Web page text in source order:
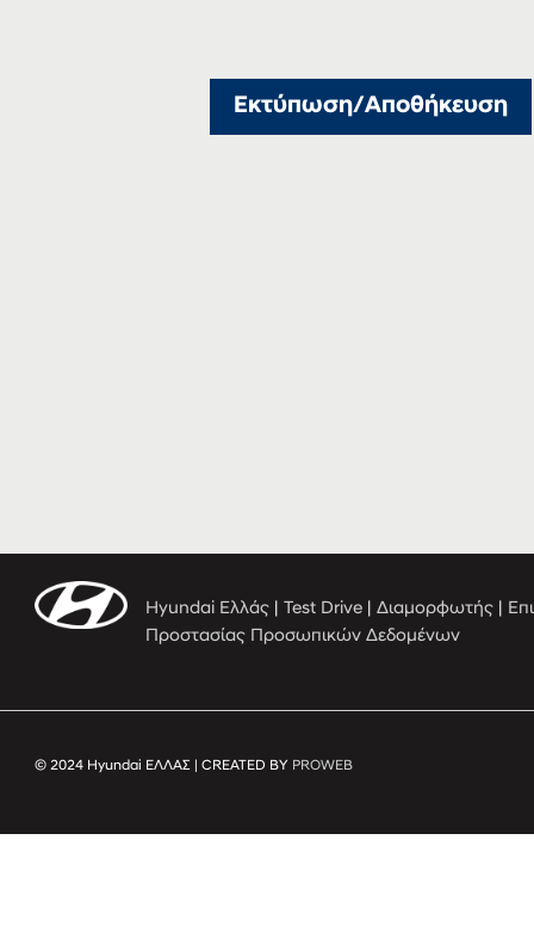
Εκτύπωση/Αποθήκευση
Hyundai Ελλάς Test Drive |Διαμορφωτής
Προστασίας Προσωπικών Δεδομένων
© 2024 Hyundai ΕΛΛΑΣ | CREATED BY PROWEB